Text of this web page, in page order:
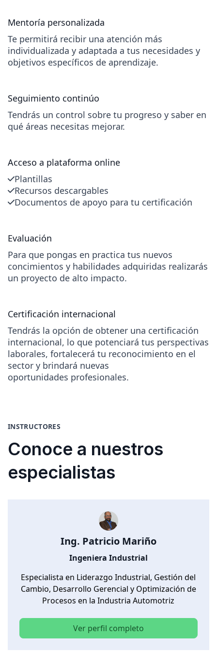
Mentoría personalizada
Te permitirá recibir una atención más
individualizada y adaptada a tus necesidades y
objetivos específicos de aprendizaje.
Seguimiento continúo
Tendrás un control sobre tu progreso y saber en
qué áreas necesitas mejorar.
Acceso a plataforma online
Plantillas
Recursos descargables
Documentos de apoyo para tu certificación
Evaluación
Para que pongas en practica tus nuevos
concimientos y habilidades adquiridas realizarás
un proyecto de alto impacto.
Certificación internacional
Tendrás la opción de obtener una certificación
internacional, lo que potenciará tus perspectivas
laborales, fortalecerá tu reconocimiento en el
sector y brindará nuevas
oportunidades profesionales.
INSTRUCTORES
Conoce a nuestros
especialistas
Ing. Patricio Mariño
Ingeniera Industrial
Especialista en Liderazgo Industrial, Gestión del
Cambio, Desarrollo Gerencial y Optimización de
Procesos en la Industria Automotriz
Ver perfil completo